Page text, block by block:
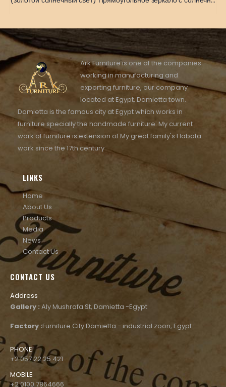
Ark Furniture is one of the companies
working in manufacturing and
exporting furniture, our company
located at Egypt, Damietta town.
Damietta is the famous city at Egypt which works in
furniture specially the handmade furniture. My current
work of furniture is extension of My great family's Habata
work since the 17th century
LINKS
Home
About Us
Products
Media
News
Contact Us
CONTACT US
Address
Gallery : Aly Mushrafa St, Damietta -Egypt
Factory :Furniture City Damietta - industrial zoon, Egypt
PHONE
+2 057 22 25 421
MOBILE
+2 0100 7864666